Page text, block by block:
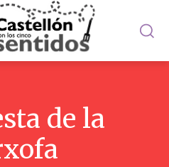
de la